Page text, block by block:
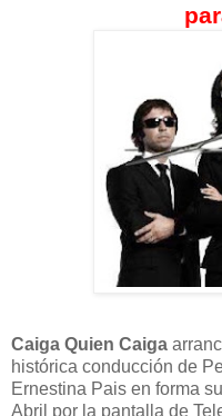
Caiga Quien Caiga
histórica conducción de
Ernestina Pais en forma
Abril por la pantalla de